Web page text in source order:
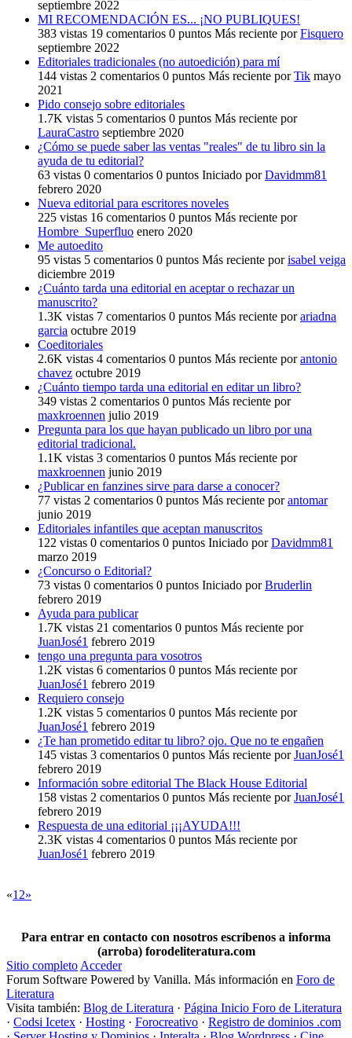
septiembre 2022
MI RECOMENDACIÓN ES... ¡NO PUBLIQUES!
383 vistas 19 comentarios 0 puntos Más reciente porFisquero
septiembre 2022
Editoriales tradicionales (no autoedición) para mí
144 vistas 2 comentarios 0 puntos Más reciente porTik mayo
2021
Pido consejo sobre editoriales
1.7K vistas 5 comentarios 0 puntos Más reciente por
LauraCastro septiembre 2020
¿Cómo se puede saber las ventas "reales" de tu libro sin la
ayuda de tu editorial?
63 vistas 0 comentarios 0 puntos Iniciado porDavidmm81
febrero 2020
Nueva editorial para escritores noveles
225 vistas 16 comentarios 0 puntos Más reciente por
Hombre_Superfluo enero 2020
Me autoedito
95 vistas 5 comentarios 0 puntos Más reciente porisabel veiga
diciembre 2019
¿Cuánto tarda una editorial en aceptar o rechazar un
manuscrito?
1.3K vistas 7 comentarios 0 puntos Más reciente porariadna
garcia octubre 2019
Coeditoriales
2.6K vistas 4 comentarios 0 puntos Más reciente porantonio
chavez octubre 2019
¿Cuánto tiempo tarda una editorial en editar un libro?
349 vistas 2 comentarios 0 puntos Más reciente por
maxkroennen julio 2019
Pregunta para los que hayan publicado un libro por una
editorial tradicional.
1.1K vistas 3 comentarios 0 puntos Más reciente por
maxkroennen junio 2019
¿Publicar en fanzines sirve para darse a conocer?
77 vistas 2 comentarios 0 puntos Más reciente porantomar
junio 2019
Editoriales infantiles que aceptan manuscritos
122 vistas 0 comentarios 0 puntos Iniciado porDavidmm81
marzo 2019
¿Concurso o Editorial?
73 vistas 0 comentarios 0 puntos Iniciado porBruderlin
febrero 2019
Ayuda para publicar
1.7K vistas 21 comentarios 0 puntos Más reciente por
JuanJosé1 febrero 2019
tengo una pregunta para vosotros
1.2K vistas 6 comentarios 0 puntos Más reciente por
JuanJosé1 febrero 2019
Requiero consejo
1.2K vistas 5 comentarios 0 puntos Más reciente por
JuanJosé1 febrero 2019
¿Te han prometido editar tu libro? ojo. Que no te engañen
145 vistas 3 comentarios 0 puntos Más reciente porJuanJosé1
febrero 2019
Información sobre editorial The Black House Editorial
158 vistas 2 comentarios 0 puntos Más reciente porJuanJosé1
febrero 2019
Respuesta de una editorial ¡¡¡AYUDA!!!
2.3K vistas 4 comentarios 0 puntos Más reciente por
JuanJosé1 febrero 2019
«1 2»
Para entrar en contacto con nosotros escríbenos a informa
(arroba) forodeliteratura.com
Sitio completo Acceder
Forum Software Powered by Vanilla. Más información en Foro de
Literatura
Visita también: Blog de Literatura · Página Inicio Foro de Literatura
· Codsi Icetex · Hosting · Forocreativo · Registro de dominios .com